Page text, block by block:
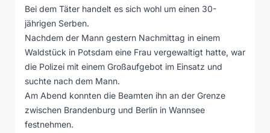
Bei dem Täter handelt es sich wohl um einen 30-
jährigen Serben.
Nachdem der Mann gestern Nachmittag in einem
Waldstück in Potsdam eine Frau vergewaltigt hatte, war
die Polizei mit einem Großaufgebot im Einsatz und
suchte nach dem Mann.
Am Abend konnten die Beamten ihn an der Grenze
zwischen Brandenburg und Berlin in Wannsee
festnehmen.